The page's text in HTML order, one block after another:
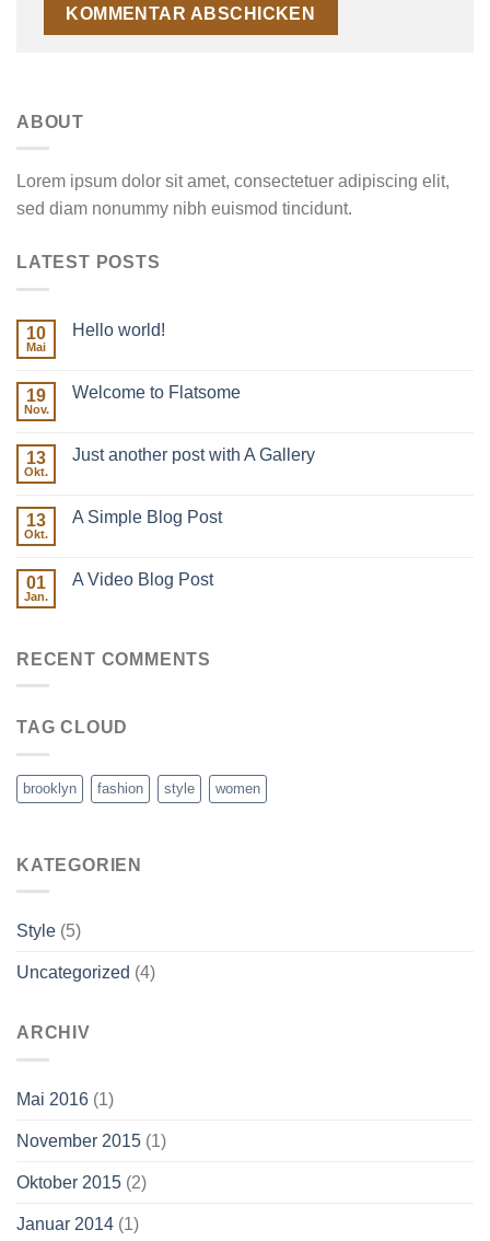
ABOUT
Lorem ipsum dolor sit amet, consectetuer adipiscing elit,
sed diam nonummy nibh euismod tincidunt.
LATEST POSTS
10
Mai
Hello world!
19
Nov.
Welcome to Flatsome
13
Okt.
Just another post with A Gallery
13
Okt.
A Simple Blog Post
01
Jan.
A Video Blog Post
RECENT COMMENTS
TAG CLOUD
brooklyn fashion style women
KATEGORIEN
Style (5)
Uncategorized (4)
ARCHIV
Mai 2016 (1)
November 2015 (1)
Oktober 2015 (2)
Januar 2014 (1)